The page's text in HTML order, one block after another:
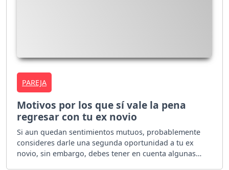
PAREJA
Motivos por los que sí vale la pena
regresar con tu ex novio
Si aun quedan sentimientos mutuos, probablemente
consideres darle una segunda oportunidad a tu ex
novio, sin embargo, debes tener en cuenta algunas